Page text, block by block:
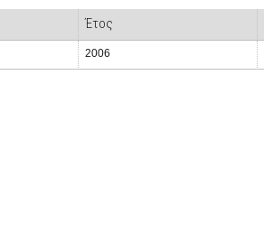
Έτος
2006